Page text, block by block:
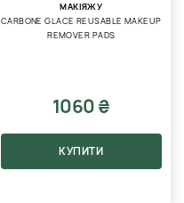
МАКІЯЖУ
CARBONE GLACE REUSABLE MAKEUP
REMOVER PADS
1060 ₴
КУПИТИ